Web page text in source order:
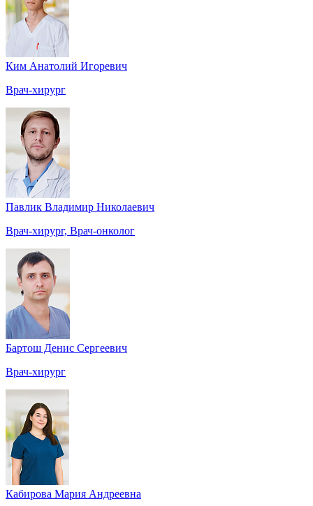
Ким Анатолий Игоревич
Врач-хирург
Павлик Владимир Николаевич
Врач-хирург, Врач-онколог
Бартош Денис Сергеевич
Врач-хирург
Кабирова Мария Андреевна